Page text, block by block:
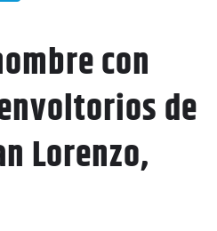
con
de
Lorenzo,